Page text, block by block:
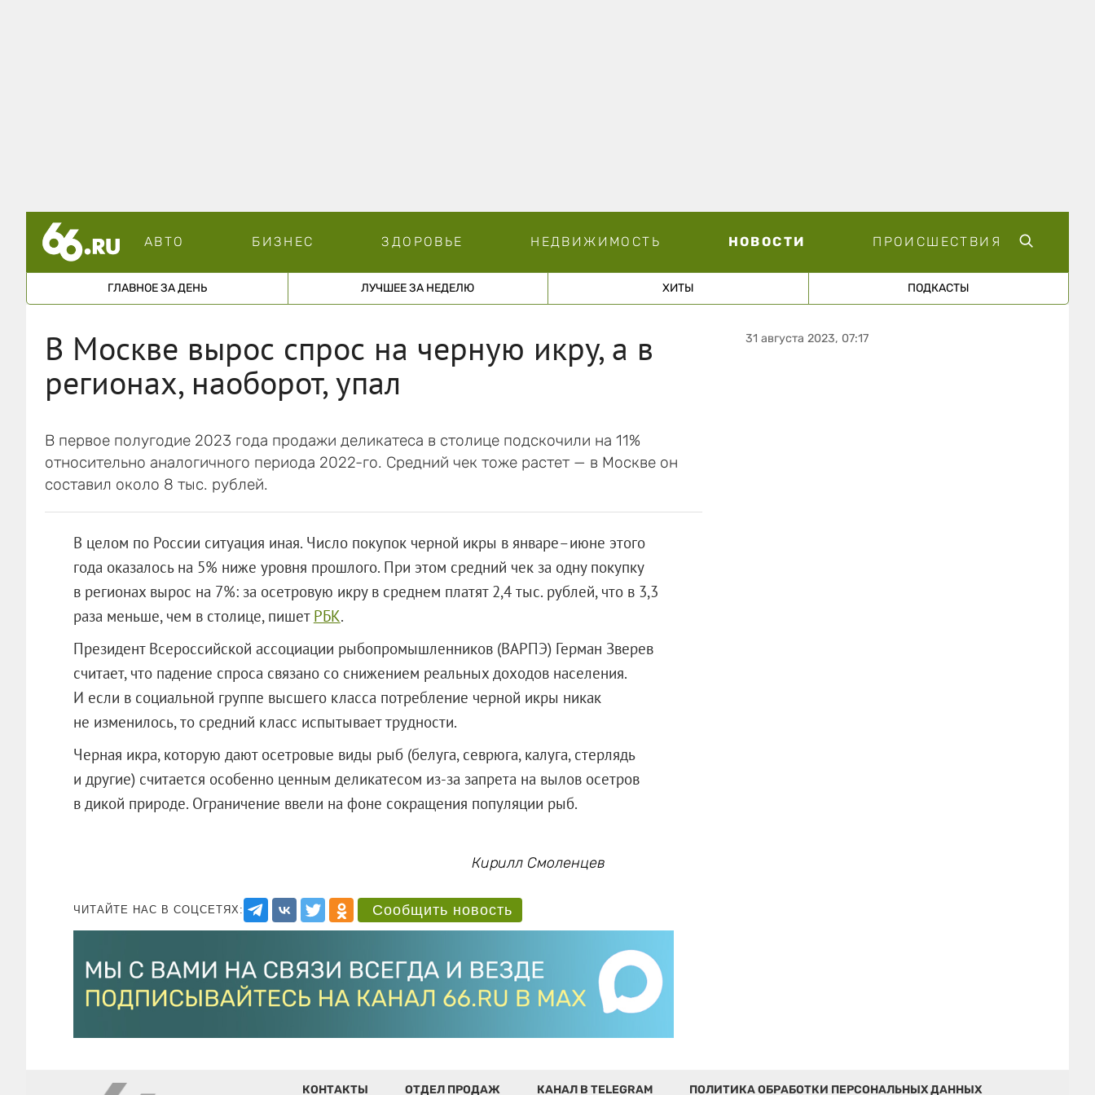
АВТО БИЗНЕС ЗДОРОВЬЕ НЕДВИЖИМОСТЬ НОВОСТИ ПРОИСШЕСТВИЯ
ГЛАВНОЕ ЗА ДЕНЬ ЛУЧШЕЕ ЗА НЕДЕЛЮ ХИТЫ ПОДКАСТЫ
В Москве вырос спрос на черную икру, а в
регионах, наоборот, упал
В первое полугодие 2023 года продажи деликатеса в столице подскочили на 11%
относительно аналогичного периода 2022-го. Средний чек тоже растет — в Москве он
составил около 8 тыс. рублей.
В целом по России ситуация иная. Число покупок черной икры в январе–июне этого
года оказалось на 5% ниже уровня прошлого. При этом средний чек за одну покупку
в регионах вырос на 7%: за осетровую икру в среднем платят 2,4 тыс. рублей, что в 3,3
раза меньше, чем в столице, пишет РБК.
Президент Всероссийской ассоциации рыбопромышленников (ВАРПЭ) Герман Зверев
считает, что падение спроса связано со снижением реальных доходов населения.
И если в социальной группе высшего класса потребление черной икры никак
не изменилось, то средний класс испытывает трудности.
Черная икра, которую дают осетровые виды рыб (белуга, севрюга, калуга, стерлядь
и другие) считается особенно ценным деликатесом из-за запрета на вылов осетров
в дикой природе. Ограничение ввели на фоне сокращения популяции рыб.
Кирилл Смоленцев
ЧИТАЙТЕ НАС В СОЦСЕТЯХ: Сообщить новость
31 августа 2023, 07:17
КОНТАКТЫ ОТДЕЛ ПРОДАЖ КАНАЛ В TELEGRAM ПОЛИТИКА ОБРАБОТКИ ПЕРСОНАЛЬНЫХ ДАННЫХ